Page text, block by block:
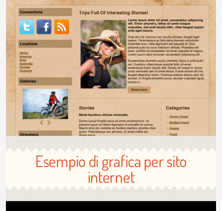
Esempio di grafica per sito
internet